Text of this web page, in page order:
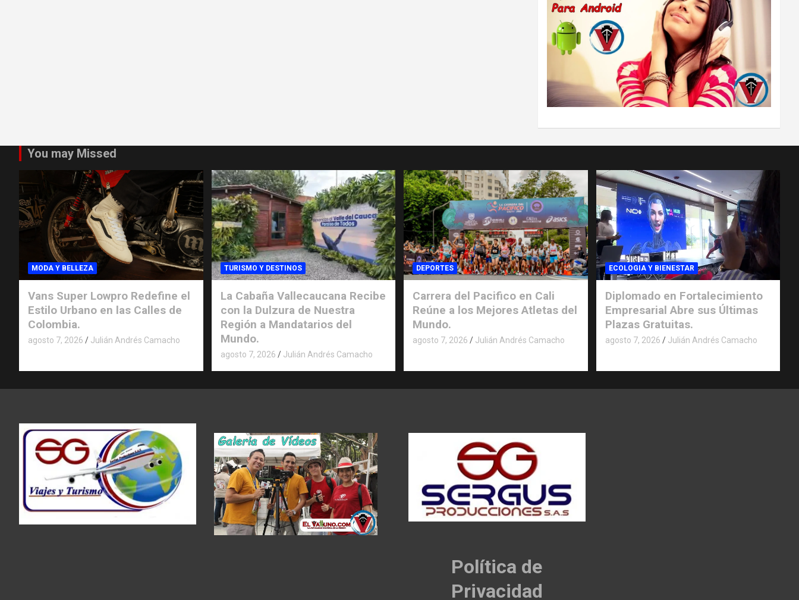
You may Missed
MODA Y BELLEZA
Vans Super Lowpro Redefine el
Estilo Urbano en las Calles de
Colombia.
agosto 7, 2026 Julián Andrés Camacho
TURISMO Y DESTINOS
La Cabaña Vallecaucana Recibe
con la Dulzura de Nuestra
Región a Mandatarios del
Mundo.
agosto 7, 2026 Julián Andrés Camacho
DEPORTES
Carrera del Pacifico en Cali
Reúne a los Mejores Atletas del
Mundo.
agosto 7, 2026 Julián Andrés Camacho
ECOLOGIA Y BIENESTAR
Diplomado en Fortalecimiento
Empresarial Abre sus Últimas
Plazas Gratuitas.
agosto 7, 2026 Julián Andrés Camacho
Política de
Privacidad